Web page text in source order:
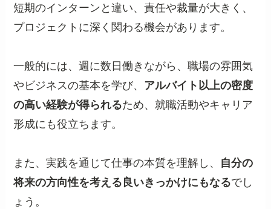
短期のインターンと違い、責任や裁量が大きく、
プロジェクトに深く関わる機会があります。
一般的には、週に数日働きながら、職場の雰囲気
やビジネスの基本を学び、 アルバイト以上の密度
の高い経験が得られるため、就職活動やキャリア
形成にも役立ちます。
また、実践を通じて仕事の本質を理解し、 自分の
将来の方向性を考える良いきっかけにもなるでし
ょう。